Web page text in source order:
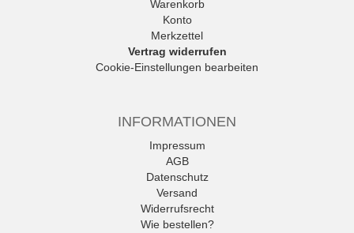
Warenkorb
Konto
Merkzettel
Vertrag widerrufen
Cookie-Einstellungen bearbeiten
INFORMATIONEN
Impressum
AGB
Datenschutz
Versand
Widerrufsrecht
Wie bestellen?